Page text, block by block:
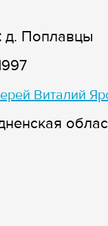
д. Поплавцы
Виталий